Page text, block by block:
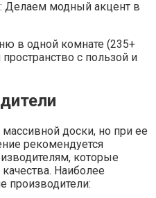
Делаем модный акцент в
в одной комнате (235+
с пользой и
доски, но при ее
рекомендуется
которые
Наиболее
производители: